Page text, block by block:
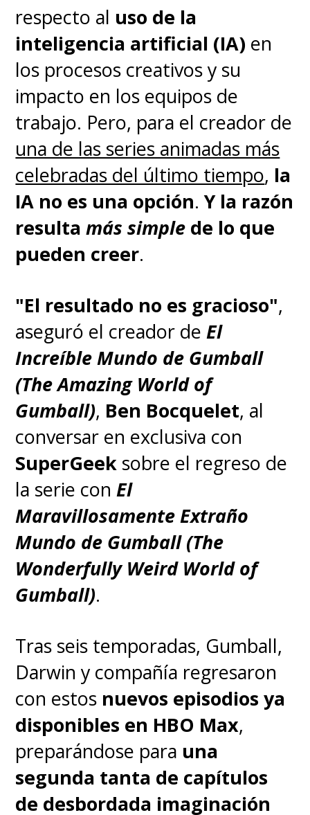
respecto al uso de la
inteligencia artificial (IA) en
los procesos creativos y su
impacto en los equipos de
trabajo. Pero, para el creador de
una de las series animadas más
celebradas del último tiempo, la
IA no es una opción.Y la razón
resulta más simple de lo que
pueden creer.
"El resultado no es gracioso",
aseguró el creador deEl
Increíble Mundo de Gumball
(The Amazing World of
Gumball), Ben Bocquelet, al
conversar en exclusiva con
SuperGeek sobre el regreso de
la serie conEl
Maravillosamente Extraño
Mundo de Gumball (The
Wonderfully Weird World of
Gumball).
Tras seis temporadas, Gumball,
Darwin y compañía regresaron
con estos nuevos episodios ya
disponibles en HBO Max,
preparándose para una
segunda tanta de capítulos
de desbordada imaginación